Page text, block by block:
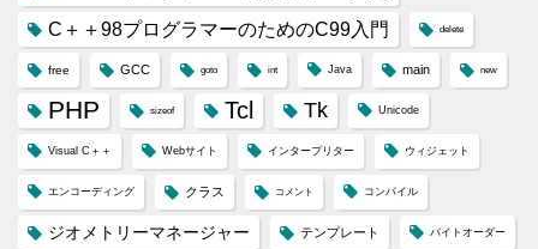
C＋＋98プログラマーのためのC99入門
delete
free GCC goto int Java main new
PHP sizeof Tcl Tk Unicode
Visual C＋＋ Webサイト インタープリター ウィジェット
エンコーディング クラス コメント コンパイル
ジオメトリーマネージャー テンプレート バイトオーダー